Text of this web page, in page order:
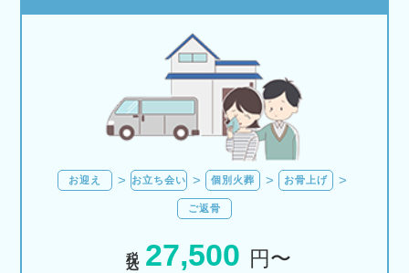
お迎え お立ち会い 個別火葬 お骨上げ
ご返骨
27,500 円〜